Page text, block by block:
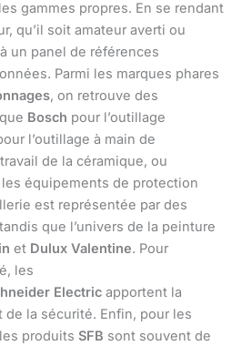
gammes propres. En se rendant
qu’il soit amateur averti ou
un panel de références
Parmi les marques phares
, on retrouve des
Bosch pour l’outillage
l’outillage à main de
de la céramique, ou
équipements de protection
est représentée par des
que l’univers de la peinture
et Dulux Valentine. Pour
les
Electric apportent la
la sécurité. Enfin, pour les
produits SFB sont souvent de